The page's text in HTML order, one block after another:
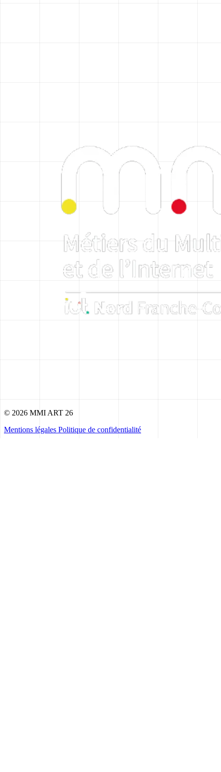
© 2026 MMI ART 26
Mentions légales Politique de confidentialité